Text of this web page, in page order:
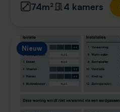
74m² 4 kamers
Nieuw